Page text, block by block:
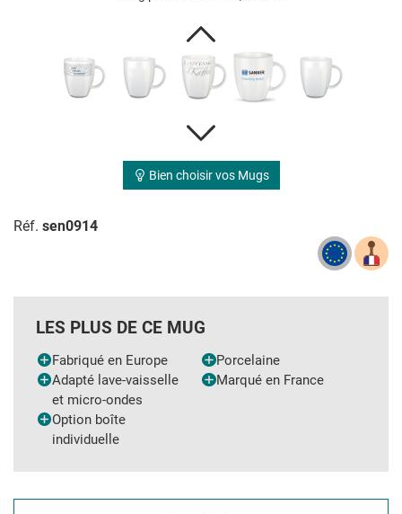
Bien choisir vos Mugs
Réf. sen0914
LES PLUS DE CE MUG
Fabriqué en Europe
Porcelaine
Adapté lave-vaisselle
et micro-ondes
Marqué en France
Option boîte
individuelle